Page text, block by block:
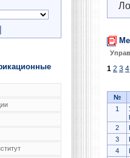
1 2 3 4
№
1
2
3
4